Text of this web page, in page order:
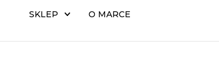
SKLEP O MARCE